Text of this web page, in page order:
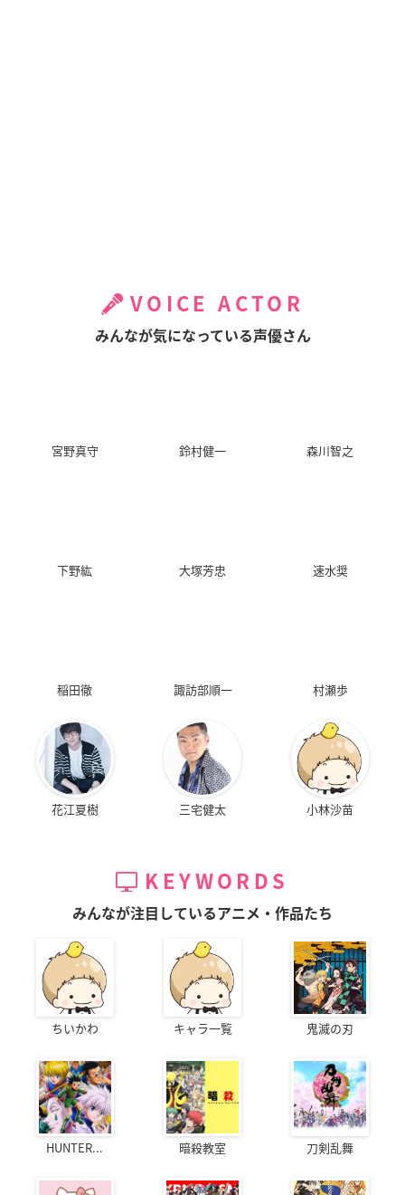
VOICE ACTOR
みんなが気になっている声優さん
宮野真守 鈴村健一 森川智之
下野紘 大塚芳忠 速水奨
稲田徹 諏訪部順一 村瀬歩
花江夏樹 三宅健太 小林沙苗
KEYWORDS
みんなが注目しているアニメ・作品たち
ちいかわ キャラ一覧 鬼滅の刃
HUNTER... 暗殺教室 刀剣乱舞